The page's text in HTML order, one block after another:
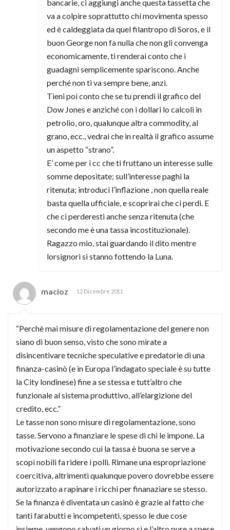
bancarie, ci aggiungi anche questa tassetta che
va a colpire soprattutto chi movimenta spesso
ed è caldeggiata da quel filantropo di Soros, e il
buon George non fa nulla che non gli convenga
economicamente, ti renderai conto che i
guadagni semplicemente spariscono. Anche
perché non ti va sempre bene, anzi.
Tieni poi conto che se tu prendi il grafico del
Dow Jones e anziché con i dollari lo calcoli in
petrolio, oro, qualunque altra commodity, al
grano, ecc., vedrai che in realtà il grafico assume
un aspetto “strano”.
E’ come per i cc che ti fruttano un interesse sulle
somme depositate; sull’interesse paghi la
ritenuta; introduci l’inflazione , non quella reale
basta quella ufficiale, e scoprirai che ci perdi. E
che ci perderesti anche senza ritenuta (che
secondo me è una tassa incostituzionale).
Ragazzo mio, stai guardando il dito mentre
lorsignori si stanno fottendo la Luna.
macioz 12 Dicembre 2011
“Perchè mai misure di regolamentazione del genere non
siano di buon senso, visto che sono mirate a
disincentivare tecniche speculative e predatorie di una
finanza-casinò (e in Europa l’indagato speciale è su tutte
la City londinese) fine a se stessa e tutt’altro che
funzionale al sistema produttivo, all’elargizione del
credito, ecc.”
Le tasse non sono misure di regolamentazione, sono
tasse. Servono a finanziare le spese di chi le impone. La
motivazione secondo cui la tassa è buona se serve a
scopi nobili fa ridere i polli. Rimane una espropriazione
coercitiva, altrimenti qualunque povero dovrebbe essere
autorizzato a rapinare i ricchi per finanaziare se stesso.
Se la finanza è diventata un casinò è grazie al fatto che
tanti farabutti e incompetenti, spesso le due cose